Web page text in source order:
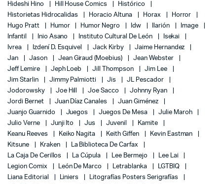
Hideshi Hino
Hill House Comics
Histórico
Historietas Hidrocalidas
Horacio Altuna Horax
Horror
Hugo Pratt
Humor Humor Negro Idw Ilarión
Image
Infantil
Inio Asano Instituto Cultural De León
Isekai
Ivrea
Izdení D. Esquivel Jack Kirby
Jaime Hernandez
Jan
Jason Jean Giraud (Moebius)
Jean Webster
Jeff Lemire
Jeph Loeb Jill Thompson
Jim Lee
Jim Starlin
Jimmy Palmiotti Jis
JL Pescador
Jodorowsky
Joe Hill Joe Sacco
Johnny Ryan
Jordi Bernet
Juan Díaz Canales
Juan Giménez
Juanjo Guarnido
Juegos Juegos De Mesa
Julie Maroh
Julio Verne
Junji Ito Jus Juvenil
Kamite
Keanu Reeves
Keiko Nagita Keith Giffen
Kevin Eastman
Kitsune
Kraken
La Biblioteca De Carfax
La Caja De Cerillos
La Cúpula Lee Bermejo
Lee Lai
Legion Comix
León De Marco Letrablanka
LGTBIQ
Liana Editorial
Liniers
Litografías Posters Serigrafías